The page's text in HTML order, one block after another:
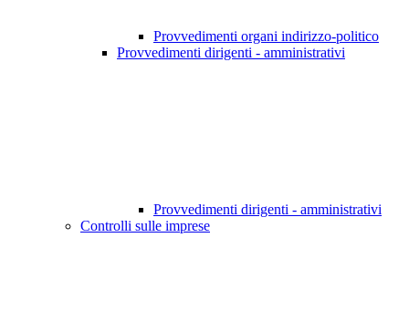
Provvedimenti organi indirizzo-politico
Provvedimenti dirigenti - amministrativi
Provvedimenti dirigenti - amministrativi
Controlli sulle imprese